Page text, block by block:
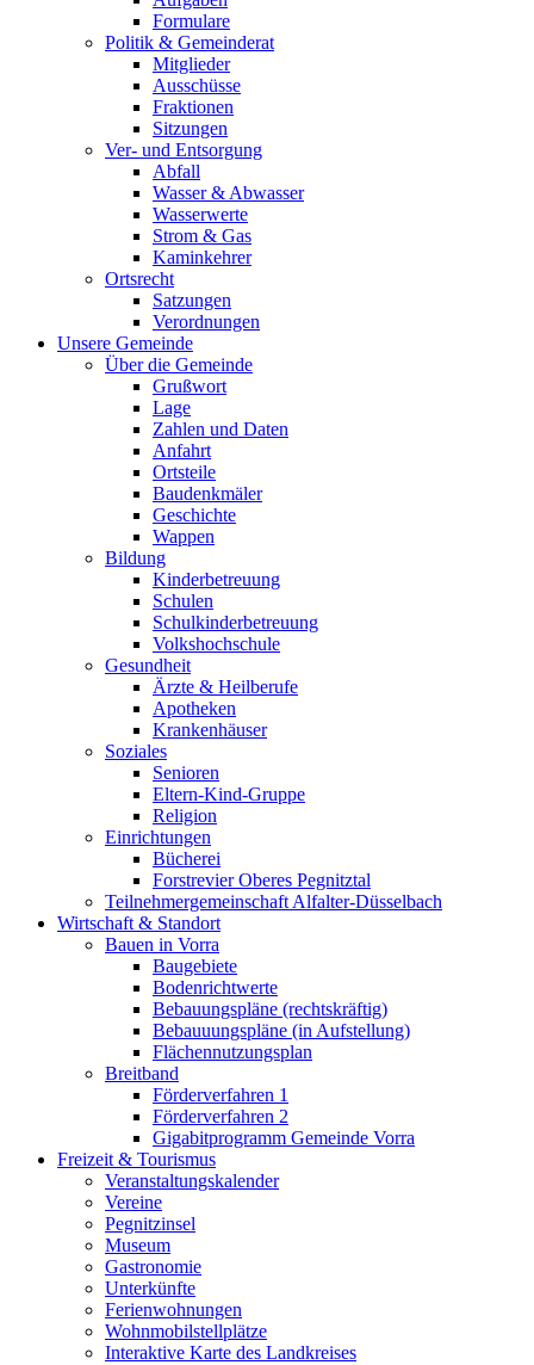
Formulare
Politik & Gemeinderat
Mitglieder
Ausschüsse
Fraktionen
Sitzungen
Ver- und Entsorgung
Abfall
Wasser & Abwasser
Wasserwerte
Strom & Gas
Kaminkehrer
Ortsrecht
Satzungen
Verordnungen
Unsere Gemeinde
Über die Gemeinde
Grußwort
Lage
Zahlen und Daten
Anfahrt
Ortsteile
Baudenkmäler
Geschichte
Wappen
Bildung
Kinderbetreuung
Schulen
Schulkinderbetreuung
Volkshochschule
Gesundheit
Ärzte & Heilberufe
Apotheken
Krankenhäuser
Soziales
Senioren
Eltern-Kind-Gruppe
Religion
Einrichtungen
Bücherei
Forstrevier Oberes Pegnitztal
Teilnehmergemeinschaft Alfalter-Düsselbach
Wirtschaft & Standort
Bauen in Vorra
Baugebiete
Bodenrichtwerte
Bebauungspläne (rechtskräftig)
Bebauuungspläne (in Aufstellung)
Flächennutzungsplan
Breitband
Förderverfahren 1
Förderverfahren 2
Gigabitprogramm Gemeinde Vorra
Freizeit & Tourismus
Veranstaltungskalender
Vereine
Pegnitzinsel
Museum
Gastronomie
Unterkünfte
Ferienwohnungen
Wohnmobilstellplätze
Interaktive Karte des Landkreises